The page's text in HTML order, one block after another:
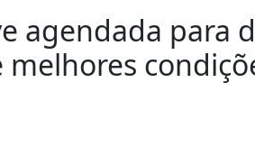
agendada para